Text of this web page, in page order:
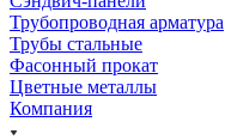
Трубопроводная арматура
Трубы стальные
Фасонный прокат
Цветные металлы
Компания